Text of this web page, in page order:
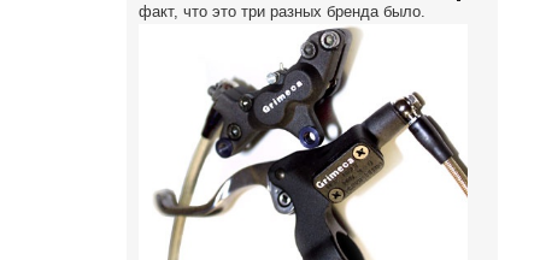
факт, что это три разных бренда было.